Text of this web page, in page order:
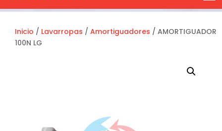
Inicio / Lavarropas / Amortiguadores / AMORTIGUADOR
100N LG